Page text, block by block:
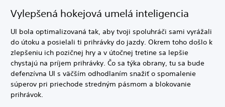
Vylepšená hokejová umelá inteligencia
UI bola optimalizovaná tak, aby tvoji spoluhráči sami vyrážali
do útoku a posielali ti prihrávky do jazdy. Okrem toho došlo k
zlepšeniu ich pozičnej hry a v útočnej tretine sa lepšie
chystajú na príjem prihrávky. Čo sa týka obrany, tu sa bude
defenzívna UI s väčším odhodlaním snažiť o spomalenie
súperov pri priechode stredným pásmom a blokovanie
prihrávok.